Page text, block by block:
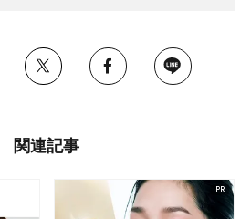
関連記事